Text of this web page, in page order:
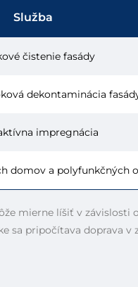
Služba
čistenie fasády
dekontaminácia
impregnácia
domov a polyfunkčných
mierne líšiť v
sa pripočítava doprava v